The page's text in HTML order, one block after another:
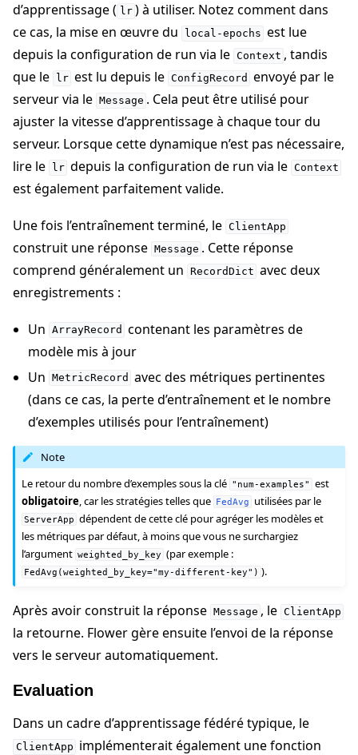
d’apprentissage ( lr ) à utiliser. Notez comment dans
ce cas, la mise en œuvre du
local-epochs est lue
depuis la configuration de run via le Context , tandis
que le
lr est lu depuis le ConfigRecord envoyé par le
serveur via le Message . Cela peut être utilisé pour
ajuster la vitesse d’apprentissage à chaque tour du
serveur. Lorsque cette dynamique n’est pas nécessaire,
lire le
lr depuis la configuration de run via le Context
est également parfaitement valide.
Une fois l’entraînement terminé, le ClientApp
construit une réponse Message . Cette réponse
comprend généralement un RecordDict avec deux
enregistrements :
Un ArrayRecord contenant les paramètres de
modèle mis à jour
Un MetricRecord avec des métriques pertinentes
(dans ce cas, la perte d’entraînement et le nombre
d’exemples utilisés pour l’entraînement)
Note
Le retour du nombre d’exemples sous la clé "num-examples"
est
obligatoire, car les stratégies telles que FedAvg utilisées par le
ServerApp dépendent de cette clé pour agréger les modèles et
les métriques par défaut, à moins que vous ne surchargiez
l’argument weighted_by_key (par exemple :
FedAvg(weighted_by_key="my-different-key") ).
Après avoir construit la réponse Message , le ClientApp
la retourne. Flower gère ensuite l’envoi de la réponse
vers le serveur automatiquement.
Evaluation
Dans un cadre d’apprentissage fédéré typique, le
ClientApp implémenterait également une fonction